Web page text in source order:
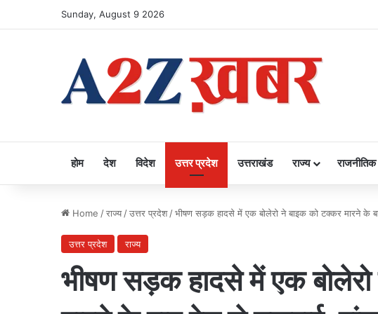
Sunday, August 9 2026
होम देश विदेश उत्तर प्रदेश उत्तराखंड राज्य राजनीतिक
Home /राज्य /उत्तर प्रदेश /भीषण सड़क हादसे में एक बोलेरो ने बाइक को टक्कर मारने के
उत्तर प्रदेश राज्य
भीषण सड़क हादसे में एक